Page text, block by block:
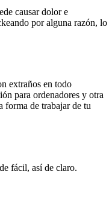
causar dolor e
por alguna razón, lo
extraños en todo
para ordenadores y otra
forma de trabajar de tu
fácil, así de claro.